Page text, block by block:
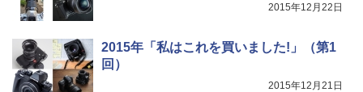
2015年12月22日
2015年「私はこれを買いました!」（第1
回）
2015年12月21日